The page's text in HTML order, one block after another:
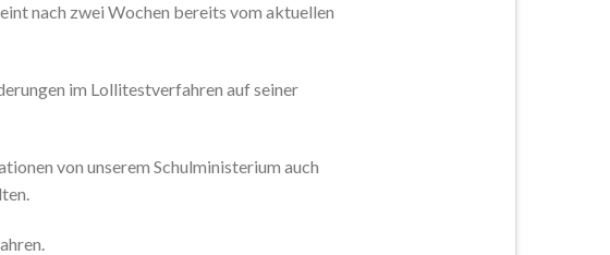
nach zwei Wochen bereits vom aktuellen
im Lollitestverfahren auf seiner
von unserem Schulministerium auch